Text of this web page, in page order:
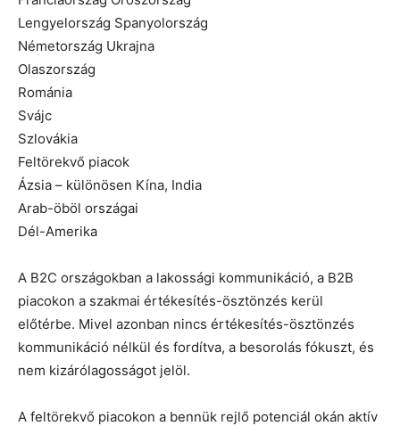
Lengyelország Spanyolország
Németország Ukrajna
Olaszország
Románia
Svájc
Szlovákia
Feltörekvő piacok
Ázsia – különösen Kína, India
Arab-öböl országai
Dél-Amerika
A B2C országokban a lakossági kommunikáció, a B2B
piacokon a szakmai értékesítés-ösztönzés kerül
előtérbe. Mivel azonban nincs értékesítés-ösztönzés
kommunikáció nélkül és fordítva, a besorolás fókuszt, és
nem kizárólagosságot jelöl.
A feltörekvő piacokon a bennük rejlő potenciál okán aktív